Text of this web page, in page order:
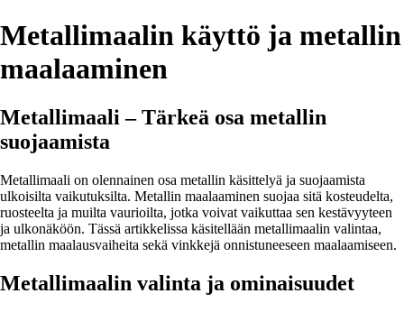
Metallimaalin käyttö ja metallin
maalaaminen
Metallimaali – Tärkeä osa metallin
suojaamista
Metallimaali on olennainen osa metallin käsittelyä ja suojaamista
ulkoisilta vaikutuksilta. Metallin maalaaminen suojaa sitä kosteudelta,
ruosteelta ja muilta vaurioilta, jotka voivat vaikuttaa sen kestävyyteen
ja ulkonäköön. Tässä artikkelissa käsitellään metallimaalin valintaa,
metallin maalausvaiheita sekä vinkkejä onnistuneeseen maalaamiseen.
Metallimaalin valinta ja ominaisuudet